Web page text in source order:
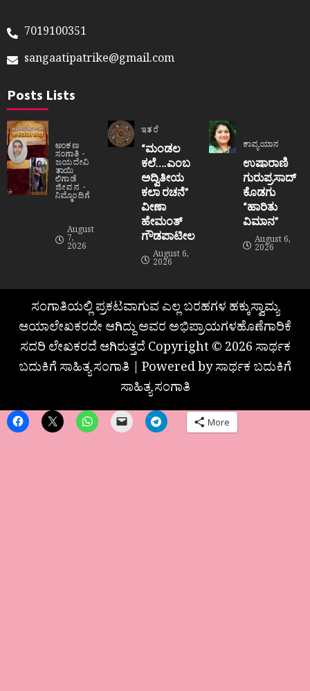
7019100351
sangaatipatrike@gmail.com
Posts Lists
ಅಂಕಣ
ಸಂಗಾತಿ
ಜಯದೇವಿ
ತಾಯಿ
ಲಿಗಾಡೆ
ಜೀವನ
ನಿಮ್ಮೊಂದಿಗೆ
August
7,
2026
ಇತರೆ
“ಮಂಡಲ
ಕಲೆ….ಎಂಬ
ಅದ್ವಿತೀಯ
ಕಲಾ ರಚನೆ”‌
ವೀಣಾ
ಹೇಮಂತ್‌
ಗೌಡಪಾಟೀಲ
August 6,
2026
ಕಾವ್ಯಯಾನ
ಉಷಾರಾಣಿ
ಗುರುಪ್ರಸಾದ್
ಕೊಡಗು
“ಹಾರಿತು
ವಿಮಾನ”
August 6,
2026
ಸಂಗಾತಿಯಲ್ಲಿ ಪ್ರಕಟವಾಗುವ ಎಲ್ಲ ಬರಹಗಳ ಹಕ್ಕುಸ್ವಾಮ್ಯ
ಆಯಾಲೇಖಕರದೇ ಆಗಿದ್ದು ಅವರ ಅಭಿಪ್ರಾಯಗಳಹೊಣೆಗಾರಿಕೆ
ಸದರಿ ಲೇಖಕರದೆ ಆಗಿರುತ್ತದೆ Copyright © 2026 ಸಾರ್ಥಕ
ಬದುಕಿಗೆ ಸಾಹಿತ್ಯ ಸಂಗಾತಿ | Powered by ಸಾರ್ಥಕ ಬದುಕಿಗೆ
ಸಾಹಿತ್ಯ ಸಂಗಾತಿ
More